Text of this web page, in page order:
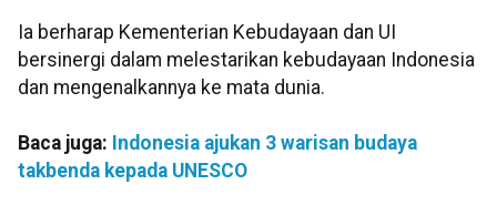
Ia berharap Kementerian Kebudayaan dan UI
bersinergi dalam melestarikan kebudayaan Indonesia
dan mengenalkannya ke mata dunia.
Baca juga: Indonesia ajukan 3 warisan budaya
takbenda kepada UNESCO